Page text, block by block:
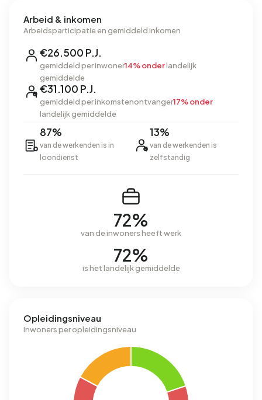
Arbeid & inkomen
Arbeidsparticipatie en gemiddeld inkomen
€26.500 P.J.
gemiddeld per inwoner14% onderlandelijk
gemiddelde
€31.100 P.J.
gemiddeld per inkomstenontvanger17% onder
landelijk gemiddelde
87%
van de werkenden is in
loondienst
13%
van de werkenden is
zelfstandig
72%
van de inwoners heeft werk
72%
is het landelijk gemiddelde
Opleidingsniveau
Inwoners per opleidingsniveau